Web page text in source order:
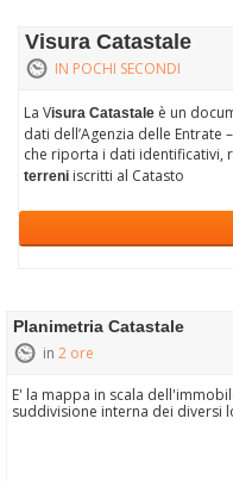
Visura Catastale
IN POCHI SECONDI
La Visura Catastale è un
dati dell’Agenzia delle Entrate
che riporta i dati
terreni iscritti al Catasto
Planimetria Catastale
in 2 ore
E' la mappa in scala
suddivisione interna dei diversi